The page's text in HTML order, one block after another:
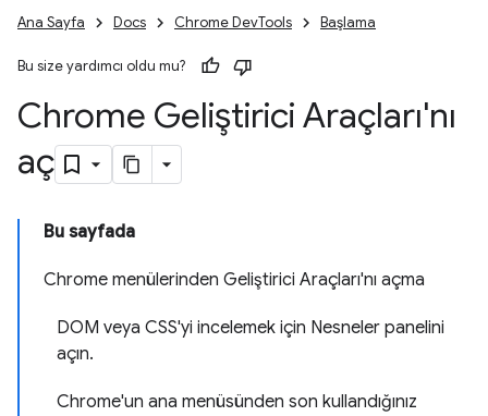
Ana Sayfa Docs Chrome DevTools Başlama
Bu size yardımcı oldu mu?
Chrome Geliştirici Araçları'nı
aç
Bu sayfada
Chrome menülerinden Geliştirici Araçları'nı açma
DOM veya CSS'yi incelemek için Nesneler panelini
açın.
Chrome'un ana menüsünden son kullandığınız